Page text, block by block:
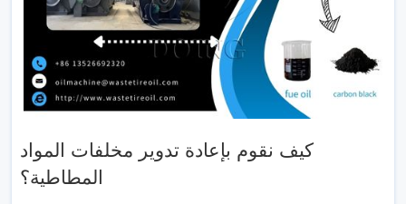
كيف نقوم بإعادة تدوير مخلفات المواد
المطاطية؟